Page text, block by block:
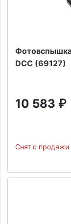
DCC (69127)
10 583 ₽
Снят с продажи